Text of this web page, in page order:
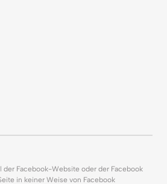
der Facebook-Website oder der Facebook
in keiner Weise von Facebook